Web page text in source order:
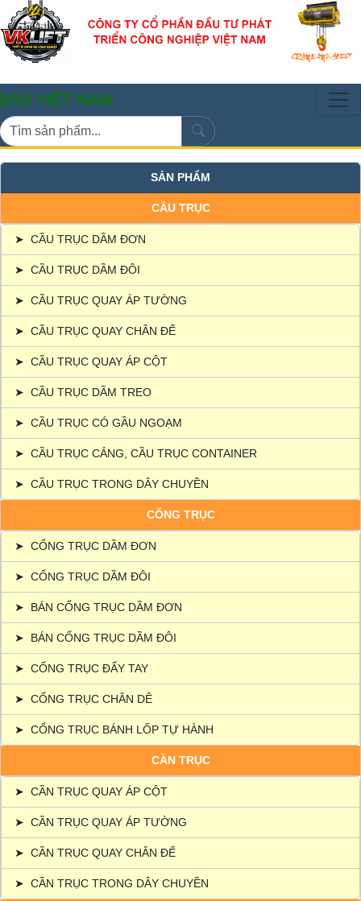
NAM
SẢN PHẨM
CẦU TRỤC
➤ CẦU TRỤC DẦM ĐƠN
➤ CẦU TRỤC DẦM ĐÔI
➤ CẦU TRỤC QUAY ÁP TƯỜNG
➤ CẦU TRỤC QUAY CHÂN ĐẾ
➤ CẦU TRỤC QUAY ÁP CỘT
➤ CẦU TRỤC DẦM TREO
➤ CẦU TRỤC CÓ GẦU NGOẠM
➤ CẦU TRỤC CẢNG, CẦU TRỤC CONTAINER
➤ CẦU TRỤC TRONG DÂY CHUYỀN
CỔNG TRỤC
➤ CỔNG TRỤC DẦM ĐƠN
➤ CỔNG TRỤC DẦM ĐÔI
➤ BÁN CỔNG TRỤC DẦM ĐƠN
➤ BÁN CỔNG TRỤC DẦM ĐÔI
➤ CỔNG TRỤC ĐẨY TAY
➤ CỔNG TRỤC CHÂN DÊ
➤ CỔNG TRỤC BÁNH LỐP TỰ HÀNH
CẦN TRỤC
➤ CẦN TRỤC QUAY ÁP CỘT
➤ CẦN TRỤC QUAY ÁP TƯỜNG
➤ CẦN TRỤC QUAY CHÂN ĐẾ
➤ CẦN TRỤC TRONG DÂY CHUYỀN